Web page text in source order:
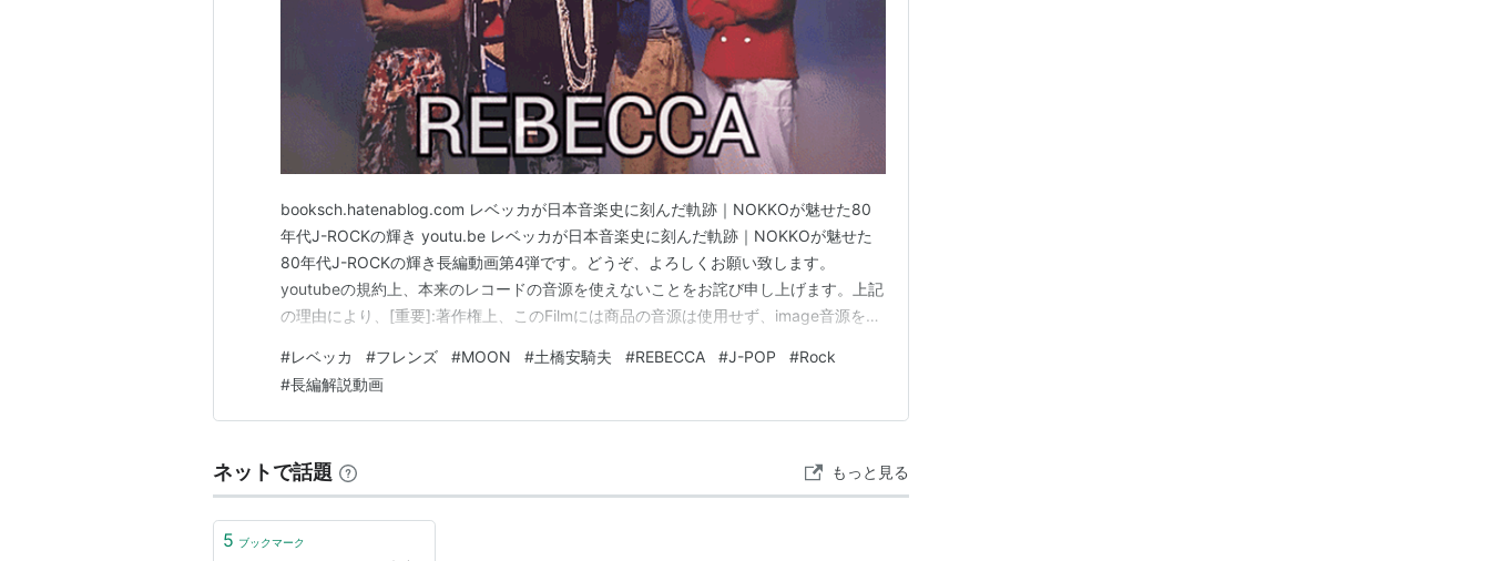
また、ソロ・アーティストとしての活動も行っており、1987年に初ソロアルバム
「CHRONICLES」を、
」をリリースしている。
現在は自身のレーベル”starfish recordings”を立ち上げると共に、
booksch.hatenablog.com レベッカが日本音楽史に刻んだ軌跡｜NOKKOが魅せた80
年代J-ROCKの輝き youtu.be レベッカが日本音楽史に刻んだ軌跡｜NOKKOが魅せた
80年代J-ROCKの輝き長編動画第4弾です。どうぞ、よろしくお願い致します。
youtubeの規約上、本来のレコードの音源を使えないことをお詫び申し上げます。上記
の理由により、[重要]:著作権上、このFilmには商品の音源は使用せず、image音源を使
Notes."We apologize that we are unable to…
#レベッカ #フレンズ #MOON #土橋安騎夫 #REBECCA #J-POP #Rock
#長編解説動画
ネットで話題 もっと見る
5 ブックマーク